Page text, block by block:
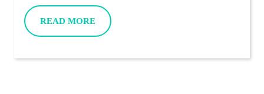
Unter
READ MOREREAD
MORE